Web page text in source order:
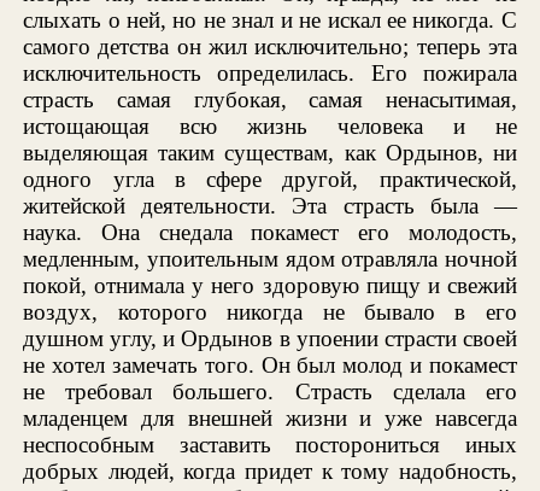
слыхать о ней, но не знал и не искал ее никогда. С
самого детства он жил исключительно; теперь эта
исключительность определилась. Его пожирала
страсть самая глубокая, самая ненасытимая,
истощающая всю жизнь человека и не
выделяющая таким существам, как Ордынов, ни
одного угла в сфере другой, практической,
житейской деятельности. Эта страсть была —
наука. Она снедала покамест его молодость,
медленным, упоительным ядом отравляла ночной
покой, отнимала у него здоровую пищу и свежий
воздух, которого никогда не бывало в его
душном углу, и Ордынов в упоении страсти своей
не хотел замечать того. Он был молод и покамест
не требовал большего. Страсть сделала его
младенцем для внешней жизни и уже навсегда
неспособным заставить посторониться иных
добрых людей, когда придет к тому надобность,